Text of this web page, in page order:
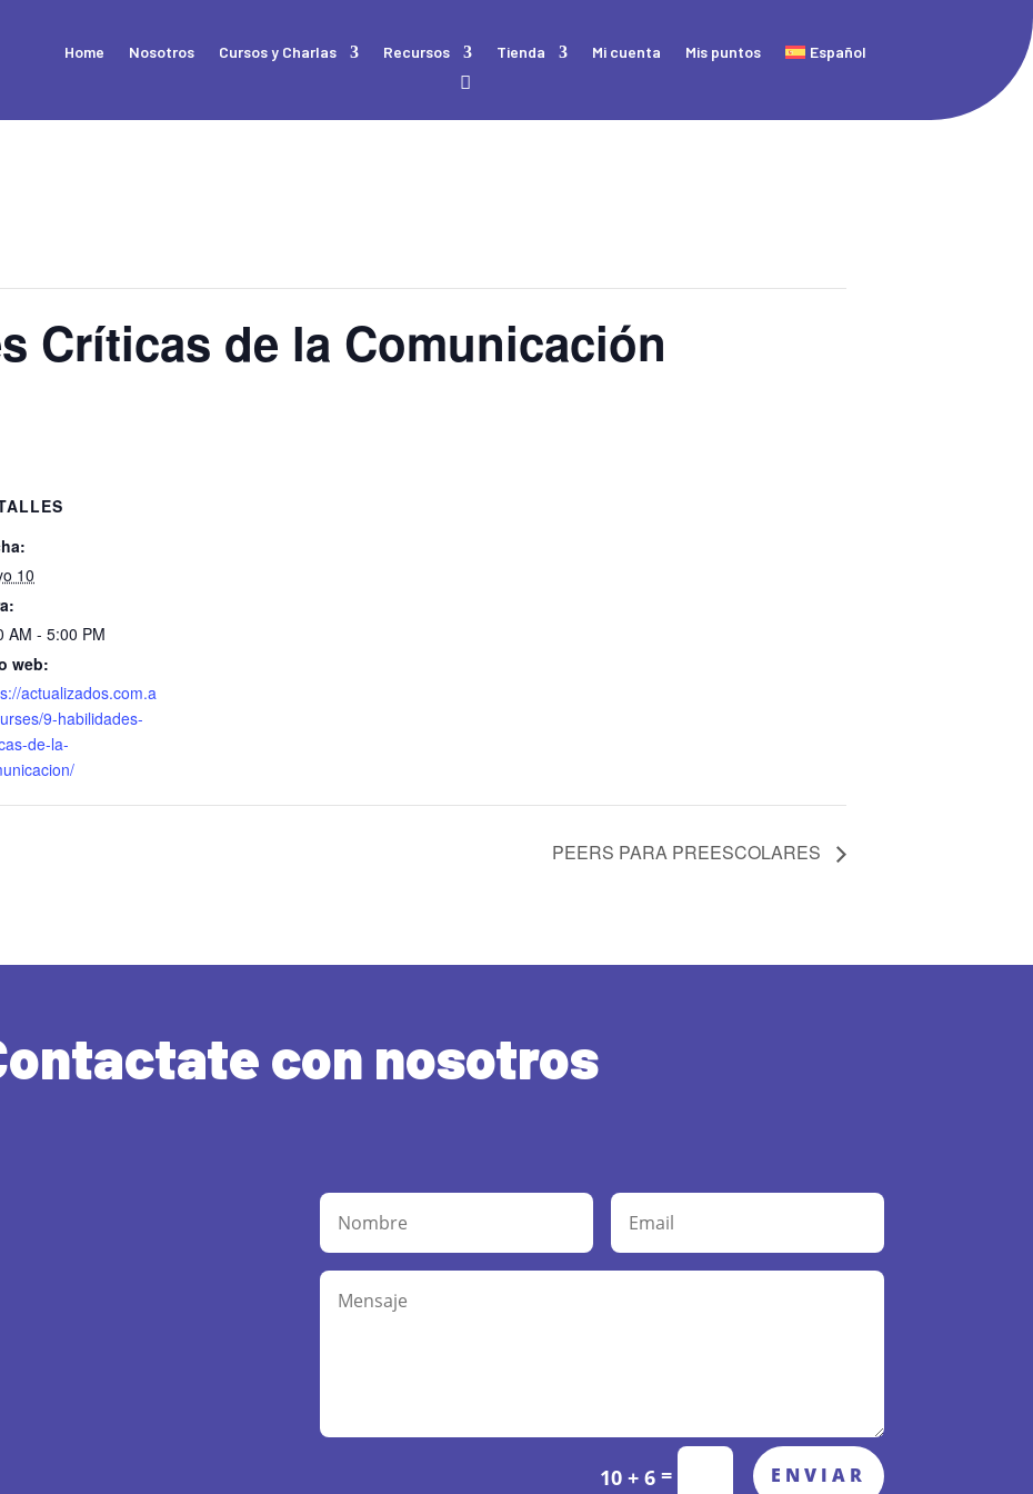
Home Nosotros Cursos y Charlas Recursos Tienda Mi cuenta Mis puntos Español
Críticas de la Comunicación
10
AM - 5:00 PM
web:
actualizados.com.a
9-habilidades-
de-la-
PEERS PARA PREESCOLARES
con nosotros
10 + 6= ENVIAR